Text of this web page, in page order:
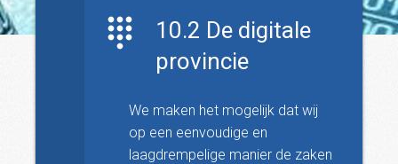
10.2 De digitale
provincie
We maken het mogelijk dat wij
op een eenvoudige en
laagdrempelige manier de zaken